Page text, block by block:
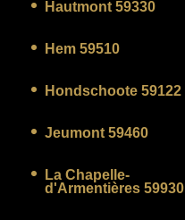
Hautmont 59330
Hem 59510
Hondschoote 59122
Jeumont 59460
La Chapelle-
d'Armentières 59930